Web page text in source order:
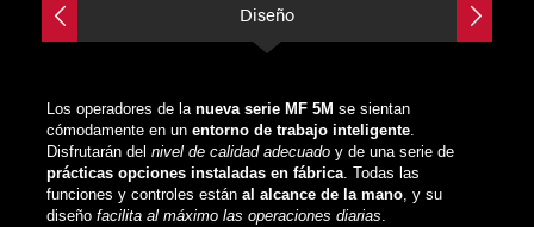
Diseño
Los operadores de la nueva serie MF 5M se sientan
cómodamente en un entorno de trabajo inteligente.
Disfrutarán del nivel de calidad adecuado y de una serie de
prácticas opciones instaladas en fábrica. Todas las
funciones y controles están al alcance de la mano, y su
diseño facilita al máximo las operaciones diarias.